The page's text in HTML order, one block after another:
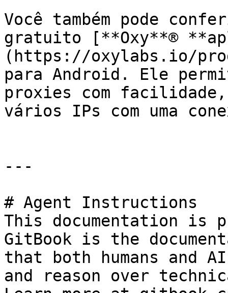
Você também pode
gratuito [**Oxy**®
(https://oxylabs.io/
para Android. Ele
proxies com
vários IPs com uma
---
# Agent Instructions
This documentation is
GitBook is the
that both humans and
and reason over